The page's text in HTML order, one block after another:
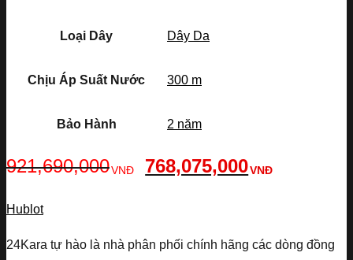
Loại Dây Dây Da
Chịu Áp Suất Nước 300 m
Bảo Hành 2 năm
921,690,000VNĐ 768,075,000VNĐ
Hublot
24Kara tự hào là nhà phân phối chính hãng các dòng đồng